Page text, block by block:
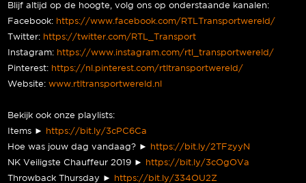
Blijf altijd op de hoogte, volg ons op onderstaande kanalen:
Facebook: https://www.facebook.com/RTLTransportwereld/
Twitter: https://twitter.com/RTL_Transport
Instagram: https://www.instagram.com/rtl_transportwereld/
Pinterest: https://nl.pinterest.com/rtltransportwereld/
Website:www.rtltransportwereld.nl
Bekijk ook onze playlists:
Items ► https://bit.ly/3cPC6Ca
Hoe was jouw dag vandaag? ► https://bit.ly/2TFzyyN
NK Veiligste Chauffeur 2019 ► https://bit.ly/3cOgOVa
Throwback Thursday ► https://bit.ly/334OU2Z